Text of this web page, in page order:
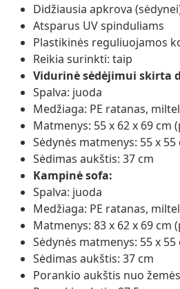
Didžiausia apkrova
Atsparus UV spinduliams
Plastikinės reguliuojamos
Reikia surinkti: taip
Vidurinė sėdėjimui skirta
Spalva: juoda
Medžiaga: PE ratanas,
Matmenys: 55 x 62 x 69 cm
Sėdynės matmenys: 55 x
Sėdimas aukštis: 37 cm
Kampinė sofa:
Spalva: juoda
Medžiaga: PE ratanas,
Matmenys: 83 x 62 x 69 cm
Sėdynės matmenys: 55 x
Sėdimas aukštis: 37 cm
Porankio aukštis nuo